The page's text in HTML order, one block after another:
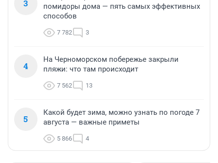
3
помидоры дома — пять самых эффективных
способов
7 782 3
4
На Черноморском побережье закрыли
пляжи: что там происходит
7 562 13
5
Какой будет зима, можно узнать по погоде 7
августа — важные приметы
5 866 4